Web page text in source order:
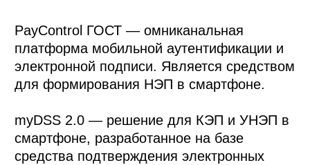
PayControl ГОСТ — омниканальная
платформа мобильной аутентификации и
электронной подписи. Является средством
для формирования НЭП в смартфоне.
myDSS 2.0 — решение для КЭП и УНЭП в
смартфоне, разработанное на базе
средства подтверждения электронных